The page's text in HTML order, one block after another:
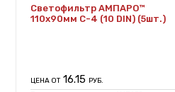
Светофильтр АМПАРО™
110х90мм С-4 (10 DIN) (5шт.)
ЦЕНА ОТ 16.15 РУБ.